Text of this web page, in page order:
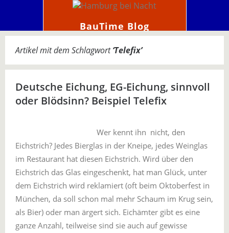
BauTime Blog
Artikel mit dem Schlagwort‘Telefix’
Deutsche Eichung, EG-Eichung, sinnvoll
oder Blödsinn? Beispiel Telefix
Wer kennt ihn nicht, den
Eichstrich? Jedes Bierglas in der Kneipe, jedes Weinglas
im Restaurant hat diesen Eichstrich. Wird über den
Eichstrich das Glas eingeschenkt, hat man Glück, unter
dem Eichstrich wird reklamiert (oft beim Oktoberfest in
München, da soll schon mal mehr Schaum im Krug sein,
als Bier) oder man ärgert sich. Eichämter gibt es eine
ganze Anzahl, teilweise sind sie auch auf gewisse